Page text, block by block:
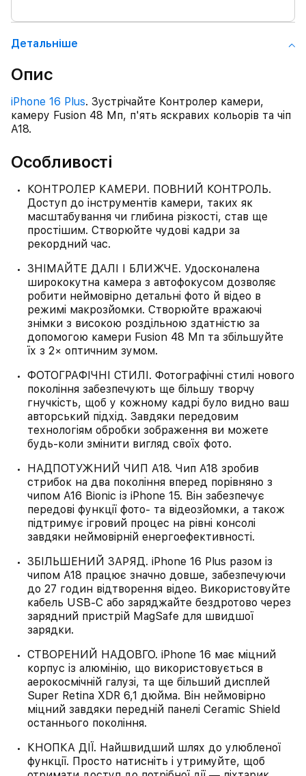
Детальнiше
Опис
iPhone 16 Plus. Зустрічайте Контролер камери,
камеру Fusion 48 Мп, п'ять яскравих кольорів та чіп
A18.
Особливості
КОНТРОЛЕР КАМЕРИ. ПОВНИЙ КОНТРОЛЬ.
Доступ до інструментів камери, таких як
масштабування чи глибина різкості, став ще
простішим. Створюйте чудові кадри за
рекордний час.
ЗНІМАЙТЕ ДАЛІ І БЛИЖЧЕ. Удосконалена
ширококутна камера з автофокусом дозволяє
робити неймовірно детальні фото й відео в
режимі макрозйомки. Створюйте вражаючі
знімки з високою роздільною здатністю за
допомогою камери Fusion 48 Мп та збільшуйте
їх з 2× оптичним зумом.
ФОТОГРАФІЧНІ СТИЛІ. Фотографічні стилі нового
покоління забезпечують ще більшу творчу
гнучкість, щоб у кожному кадрі було видно ваш
авторський підхід. Завдяки передовим
технологіям обробки зображення ви можете
будь-коли змінити вигляд своїх фото.
НАДПОТУЖНИЙ ЧИП A18. Чип A18 зробив
стрибок на два покоління вперед порівняно з
чипом A16 Bionic із iPhone 15. Він забезпечує
передові функції фото- та відеозйомки, а також
підтримує ігровий процес на рівні консолі
завдяки неймовірній енергоефективності.
ЗБІЛЬШЕНИЙ ЗАРЯД. iPhone 16 Plus разом із
чипом A18 працює значно довше, забезпечуючи
до 27 годин відтворення відео. Використовуйте
кабель USB‑C або заряджайте бездротово через
зарядний пристрій MagSafe для швидшої
зарядки.
СТВОРЕНИЙ НАДОВГО. iPhone 16 має міцний
корпус із алюмінію, що використовується в
аерокосмічній галузі, та ще більший дисплей
Super Retina XDR 6,1 дюйма. Він неймовірно
міцний завдяки передній панелі Ceramic Shield
останнього покоління.
КНОПКА ДІЇ. Найшвидший шлях до улюбленої
функції. Просто натисніть і утримуйте, щоб